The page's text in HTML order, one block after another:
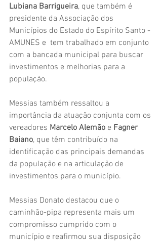
Lubiana Barrigueira, que também é
presidente da Associação dos
Municípios do Estado do Espírito Santo -
AMUNES e  tem trabalhado em conjunto
com a bancada municipal para buscar
investimentos e melhorias para a
população.
Messias também ressaltou a
importância da atuação conjunta com os
vereadores Marcelo Alemão e Fagner
Baiano, que têm contribuído na
identificação das principais demandas
da população e na articulação de
investimentos para o município.
Messias Donato destacou que o
caminhão-pipa representa mais um
compromisso cumprido com o
município e reafirmou sua disposição